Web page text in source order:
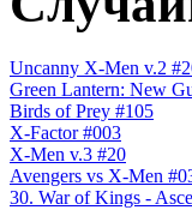
Uncanny X-Men v.2
Green Lantern: New
Birds of Prey #105
X-Factor #003
X-Men v.3 #20
Avengers vs X-Men
30. War of Kings -